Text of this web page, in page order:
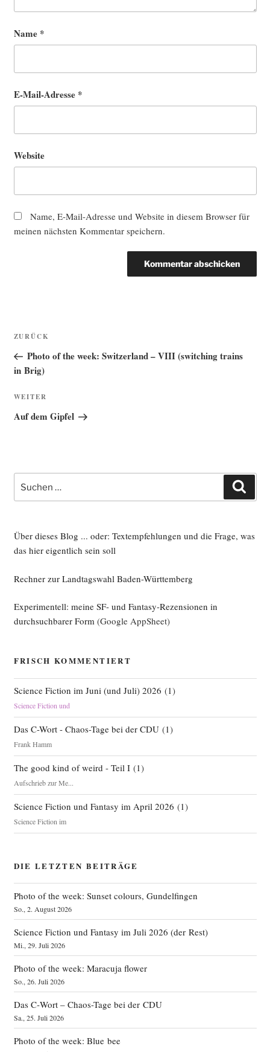
Name *
E-Mail-Adresse *
Website
Name, E-Mail-Adresse und Website in diesem Browser für
meinen nächsten Kommentar speichern.
Beitragsnavigation
Vorheriger
Beitrag
ZURÜCK
Photo of the week: Switzerland – VIII (switching trains
in Brig)
Nächster
Beitrag
WEITER
Auf dem Gipfel
nach:
Über dieses Blog ... oder: Textempfehlungen und die Frage, was
das hier eigentlich sein soll
Rechner zur Landtagswahl Baden-Württemberg
Experimentell: meine SF- und Fantasy-Rezensionen in
durchsuchbarer Form(Google AppSheet)
FRISCH KOMMENTIERT
Science Fiction im Juni (und Juli) 2026 (1)
Science Fiction und
Das C-Wort - Chaos-Tage bei der CDU(1)
Frank Hamm
The good kind of weird - Teil I(1)
Aufschrieb zur Me...
Science Fiction und Fantasy im April 2026 (1)
Science Fiction im
DIE LETZTEN BEITRÄGE
Photo of the week: Sunset colours, Gundelfingen
So., 2. August 2026
Science Fiction und Fantasy im Juli 2026 (der Rest)
Mi., 29. Juli 2026
Photo of the week: Maracuja flower
So., 26. Juli 2026
Das C‑Wort – Chaos-Tage bei der CDU
Sa., 25. Juli 2026
Photo of the week: Blue bee